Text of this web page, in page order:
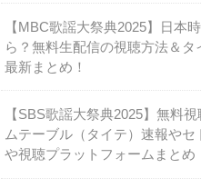
【MBC歌謡大祭典2025】日本
ら？無料生配信の視聴方法＆タ
最新まとめ！
【SBS歌謡大祭典2025】無料
ムテーブル（タイテ）速報やセ
や視聴プラットフォームまとめ